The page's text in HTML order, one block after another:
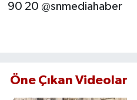
90 20 @snmediahaber
Öne Çıkan Videolar